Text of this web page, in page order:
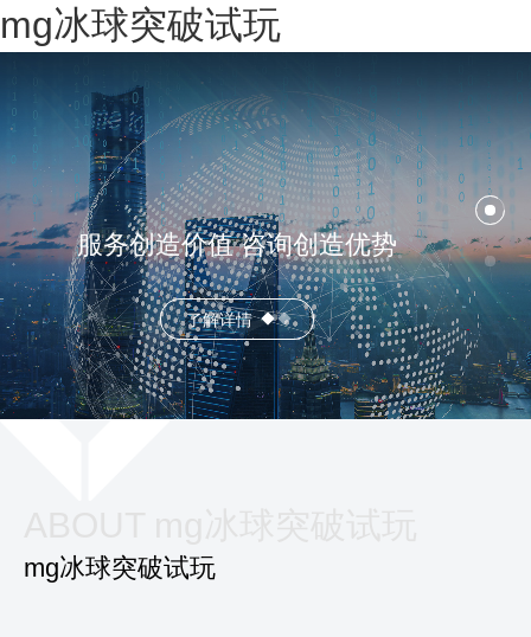
mg冰球突破试玩
服务创造价值 咨询创造优势
了解详情
mg冰球突破试玩